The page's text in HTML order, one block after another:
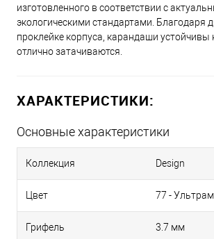
19 - Желтый
11 - Малиновый
44 - Коричневый
изготовленного в соответствии с
экологическими стандартами. Благодаря
проклейке корпуса, карандаши устойчивы
отлично затачиваются.
ХАРАКТЕРИСТИКИ:
Основные характеристики
Коллекция Design
Цвет 77 -
Грифель 3.7 мм